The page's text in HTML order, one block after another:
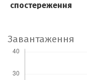
Endokrynologia,31
10.31793/1680-
Завантаження